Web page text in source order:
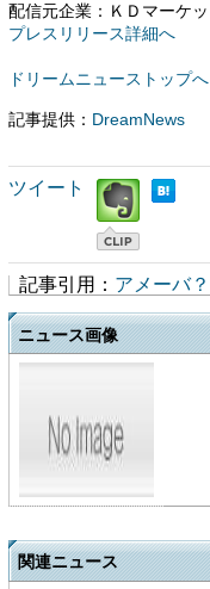
配信元企業：ＫＤマーケ
プレスリリース詳細へ
ドリームニューストップへ
記事提供： DreamNews
ツイート
記事引用： アメーバ？
ニュース画像
関連ニュース